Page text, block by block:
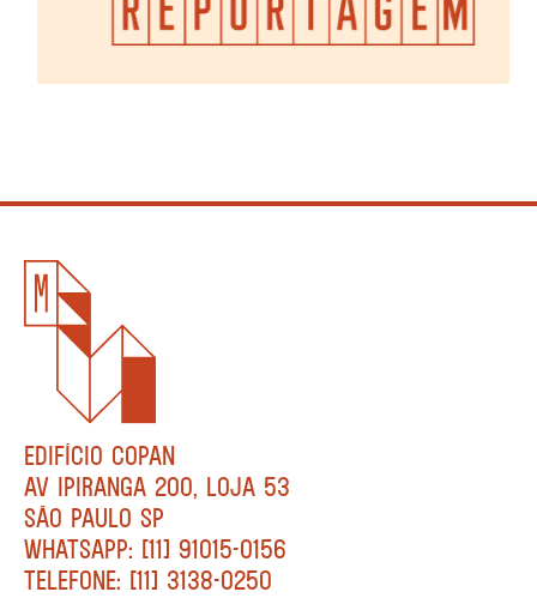
EDIFÍCIO COPAN
AV IPIRANGA 200, LOJA 53
SÃO PAULO SP
WHATSAPP: [11] 91015-0156
TELEFONE: [11] 3138-0250